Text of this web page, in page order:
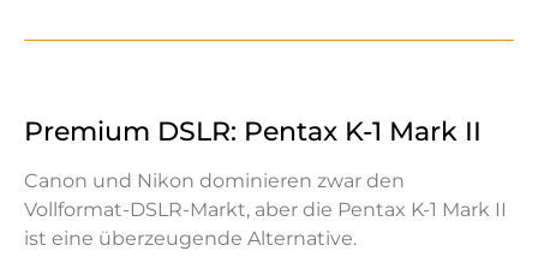
Premium DSLR: Pentax K-1 Mark II
Canon und Nikon dominieren zwar den
Vollformat-DSLR-Markt, aber die Pentax K-1 Mark II
ist eine überzeugende Alternative.